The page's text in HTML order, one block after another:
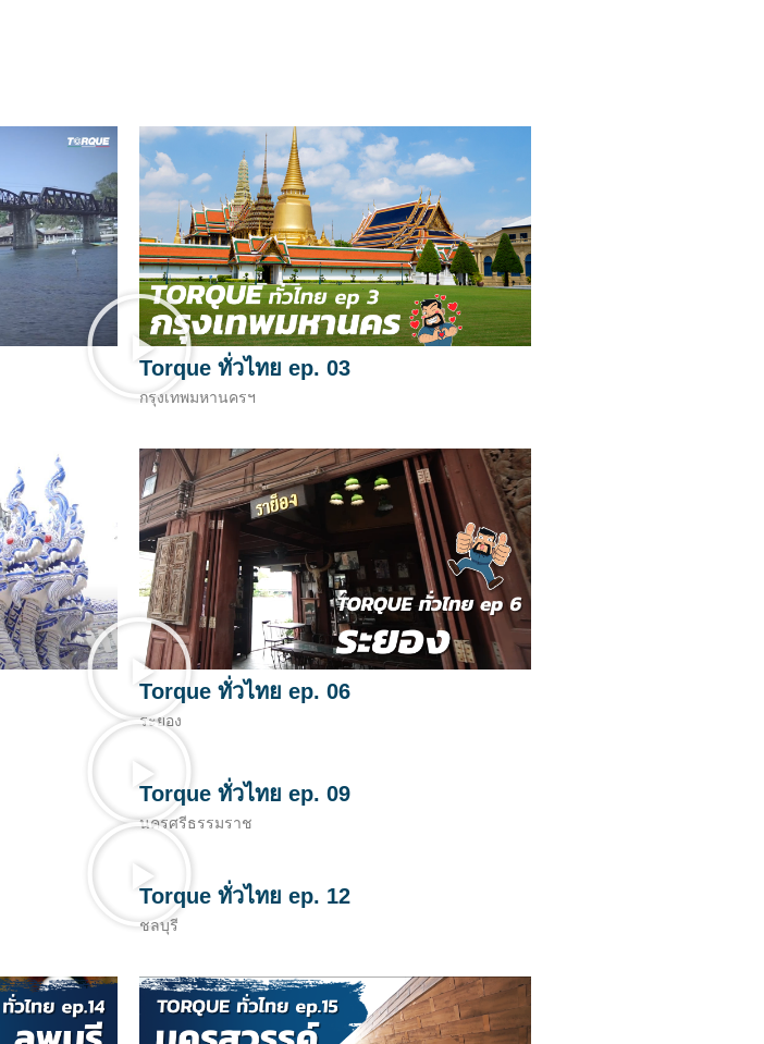
Torque ทั่วไทย ep. 03
กรุงเทพมหานครฯ
Torque ทั่วไทย ep. 06
ระยอง
Torque ทั่วไทย ep. 09
นครศรีธรรมราช
Torque ทั่วไทย ep. 12
ชลบุรี